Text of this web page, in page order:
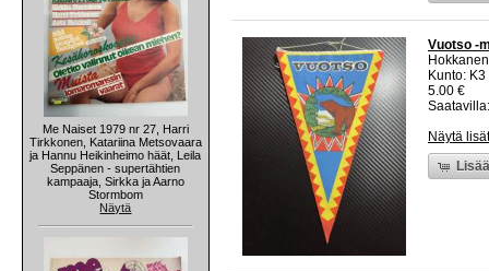
Me Naiset 1979 nr 27, Harri
Tirkkonen, Katariina Metsovaara
ja Hannu Heikinheimo häät, Leila
Seppänen - supertähtien
kampaaja, Sirkka ja Aarno
Stormbom
Näytä
Vuotso -
Kunto:
5.00 €
Näytä